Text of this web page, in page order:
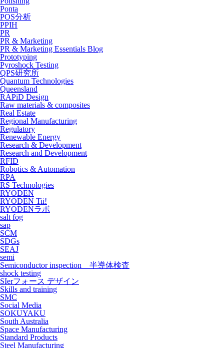
Ponta
POS分析
PPIH
PR
PR & Marketing
PR & Marketing Essentials Blog
Prototyping
Pyroshock Testing
QPS研究所
Quantum Technologies
Queensland
RAPiD Design
Raw materials & composites
Real Estate
Regional Manufacturing
Regulatory
Renewable Energy
Research & Development
Research and Development
RFID
Robotics & Automation
RPA
RS Technologies
RYODEN
RYODEN Tii!
RYODENラボ
salt fog
sap
SCM
SDGs
SEAJ
semi
Semiconductor inspection 半導体検査
shock testing
SIerフォース デザイン
Skills and training
SMC
Social Media
SOKUYAKU
South Australia
Space Manufacturing
Standard Products
Steel Manufacturing